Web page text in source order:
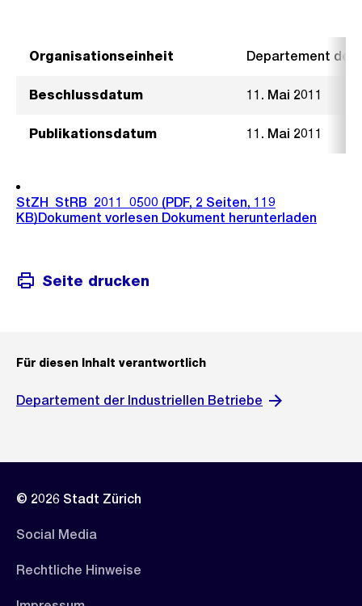
Organisationseinheit Departement der
Beschlussdatum 11. Mai 2011
Publikationsdatum 11. Mai 2011
StZH_StRB_2011_0500 (PDF, 2 Seiten, 119
KB)Dokument vorlesen Dokument herunterladen
Seite drucken
Für diesen Inhalt verantwortlich
Departement der Industriellen Betriebe
© 2026 Stadt Zürich
Social Media
Rechtliche Hinweise